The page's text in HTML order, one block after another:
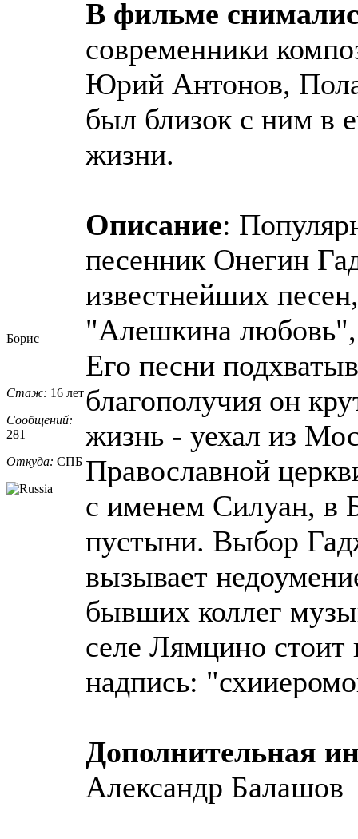
Борис
Стаж: 16 лет
Сообщений:
281
Откуда: СПБ
В фильме
современники
Юрий Антонов,
был близок с ним в
жизни.
Описание:
песенник Онегин
известнейших
"Алешкина
Его песни
благополучия он
жизнь - уехал из
Православной
с именем Силуан, в
пустыни. Выбор
вызывает
бывших коллег
селе Лямцино
надпись:
Дополнительная
Александр Балашов